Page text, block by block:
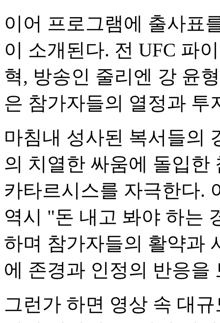
이어 프로그램에 출사표
이 소개된다. 전 UFC 파
혁, 방송인 줄리엔 강 윤
은 참가자들의 열정과 투
마침내 성사된 복서들의
의 치열한 싸움에 돌입한
카타르시스를 자극한다.
역시 "돈 내고 봐야 하는
하며 참가자들의 활약과
에 존경과 인정의 반응을
그런가 하면 영상 속 대